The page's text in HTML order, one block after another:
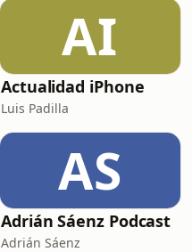
AI
Actualidad iPhone
Luis Padilla
AS
Adrián Sáenz Podcast
Adrián Sáenz